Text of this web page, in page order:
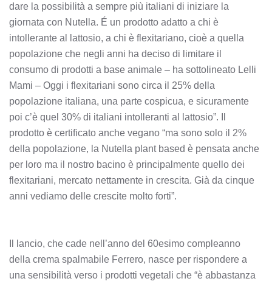
dare la possibilità a sempre più italiani di iniziare la
giornata con Nutella. É un prodotto adatto a chi è
intollerante al lattosio, a chi è flexitariano, cioè a quella
popolazione che negli anni ha deciso di limitare il
consumo di prodotti a base animale – ha sottolineato Lelli
Mami – Oggi i flexitariani sono circa il 25% della
popolazione italiana, una parte cospicua, e sicuramente
poi c’è quel 30% di italiani intolleranti al lattosio”. Il
prodotto è certificato anche vegano “ma sono solo il 2%
della popolazione, la Nutella plant based è pensata anche
per loro ma il nostro bacino è principalmente quello dei
flexitariani, mercato nettamente in crescita. Già da cinque
anni vediamo delle crescite molto forti”.
Il lancio, che cade nell’anno del 60esimo compleanno
della crema spalmabile Ferrero, nasce per rispondere a
una sensibilità verso i prodotti vegetali che “è abbastanza